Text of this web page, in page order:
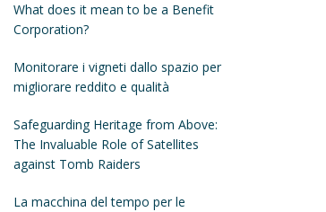
What does it mean to be a Benefit
Corporation?
Monitorare i vigneti dallo spazio per
migliorare reddito e qualità
Safeguarding Heritage from Above:
The Invaluable Role of Satellites
against Tomb Raiders
La macchina del tempo per le